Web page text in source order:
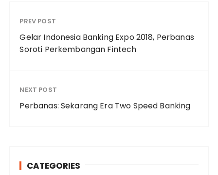
PREV POST
Gelar Indonesia Banking Expo 2018, Perbanas
Soroti Perkembangan Fintech
NEXT POST
Perbanas: Sekarang Era Two Speed Banking
CATEGORIES